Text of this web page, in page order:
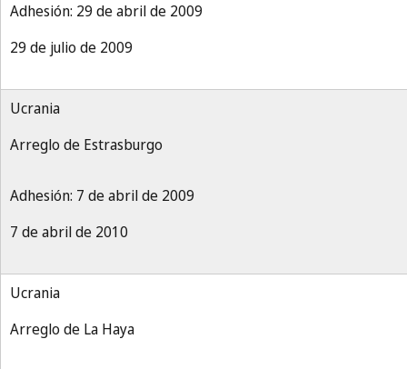
Adhesión: 29 de abril de 2009
29 de julio de 2009
Ucrania
Arreglo de Estrasburgo
Adhesión: 7 de abril de 2009
7 de abril de 2010
Ucrania
Arreglo de La Haya